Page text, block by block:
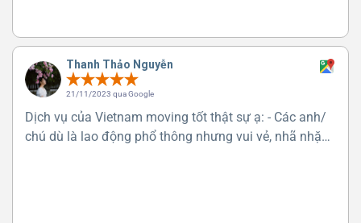
Thanh Thảo Nguyễn
21/11/2023 qua Google
Dịch vụ của Vietnam moving tốt thật sự ạ: - Các anh/
chú dù là lao động phổ thông nhưng vui vẻ, nhã nhặn,